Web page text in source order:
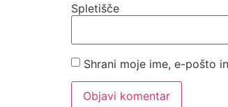
Spletišče
Shrani moje ime, e-pošto